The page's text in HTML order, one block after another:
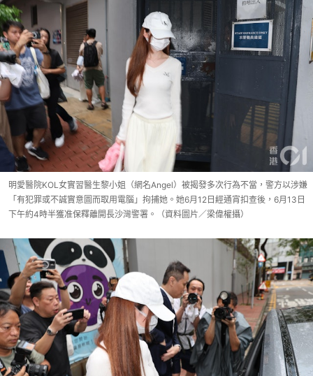
明愛醫院KOL女實習醫生黎小姐（網名Angel）被揭發多次行為不當，警方以涉嫌
「有犯罪或不誠實意圖而取用電腦」拘捕她。她6月12日經通宵扣查後，6月13日
下午約4時半獲准保釋離開長沙灣警署。（資料圖片／梁偉權攝）